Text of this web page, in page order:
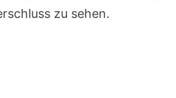
zu sehen.